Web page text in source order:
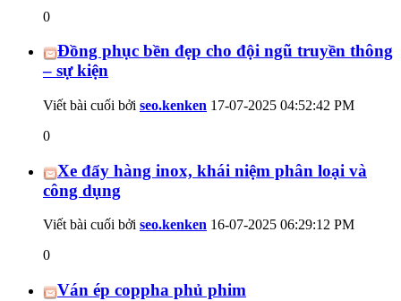
0
Đồng phục bền đẹp cho đội ngũ truyền thông
– sự kiện
Viết bài cuối bởi seo.kenken 17-07-2025 04:52:42 PM
0
Xe đẩy hàng inox, khái niệm phân loại và
công dụng
Viết bài cuối bởi seo.kenken 16-07-2025 06:29:12 PM
0
Ván ép coppha phủ phim